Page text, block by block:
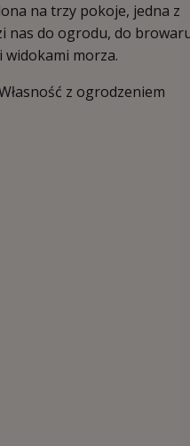
na trzy pokoje, jedna z
nas do ogrodu, do
widokami morza.
z ogrodzeniem